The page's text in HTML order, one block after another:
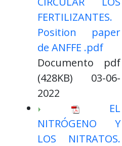
FERTILIZANTES.
Position paper
de ANFFE .pdf
Documento pdf
(428KB) 03-06-
2022
EL
NITRÓGENO Y
LOS NITRATOS.